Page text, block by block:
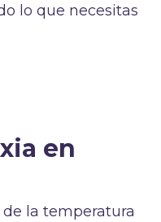
lo que necesitas
en
la temperatura